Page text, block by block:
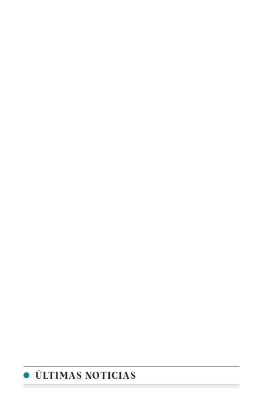
ÚLTIMAS NOTICIAS